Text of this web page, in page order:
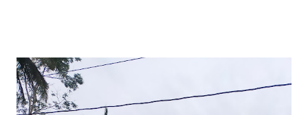
umumnya memahami baligh sebagai orang yang sudah
dewasa. Pengertian ini tidak salah dan sudah mendekati
kebenaran. Dalam pandangan fikih, secara tegas baligh